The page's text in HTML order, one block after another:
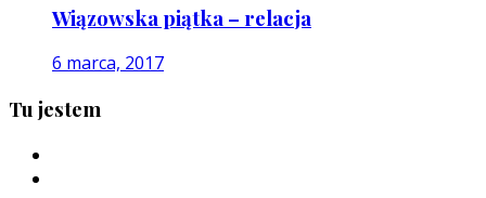
Wiązowska piątka – relacja
6 marca, 2017
Tu jestem